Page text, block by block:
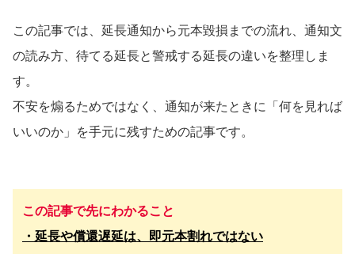
この記事では、延長通知から元本毀損までの流れ、通知文
の読み方、待てる延長と警戒する延長の違いを整理しま
す。
不安を煽るためではなく、通知が来たときに「何を見れば
いいのか」を手元に残すための記事です。
この記事で先にわかること
・延長や償還遅延は、即元本割れではない